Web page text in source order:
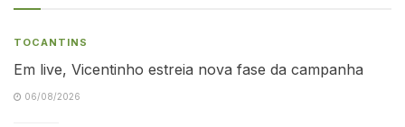
TOCANTINS
Em live, Vicentinho estreia nova fase da campanha
06/08/2026